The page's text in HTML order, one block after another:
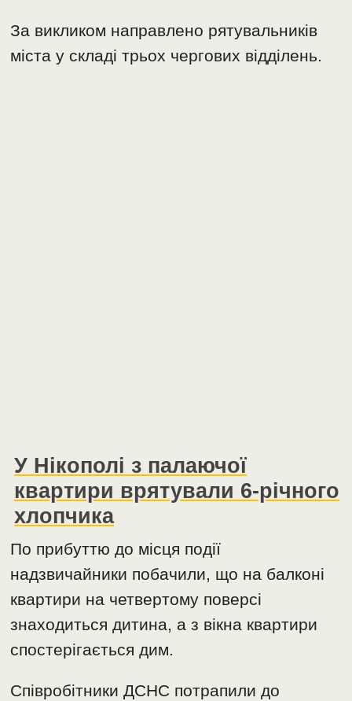
За викликом направлено рятувальників
міста у складі трьох чергових відділень.
У Нікополі з палаючої
квартири врятували 6-річного
хлопчика
По прибуттю до місця події
надзвичайники побачили, що на балконі
квартири на четвертому поверсі
знаходиться дитина, а з вікна квартири
спостерігається дим.
Співробітники ДСНС потрапили до